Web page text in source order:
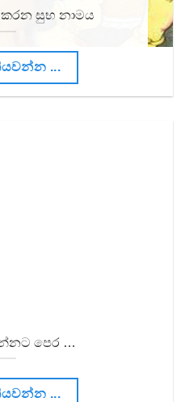
සුභ නාමය
...
පෙර …
...